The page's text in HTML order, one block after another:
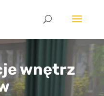
wnętrz